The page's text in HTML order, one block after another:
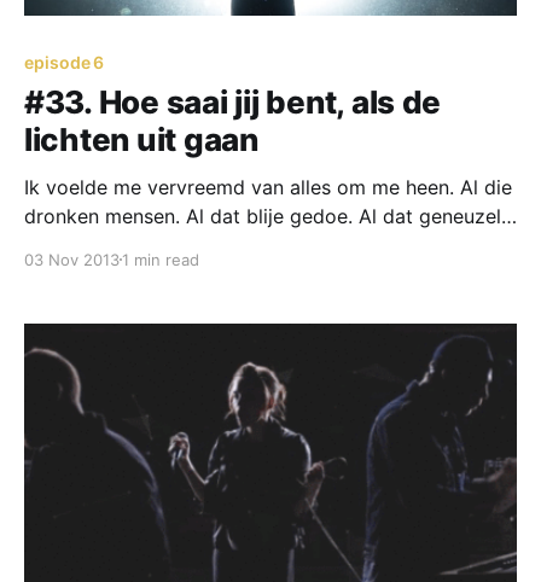
episode 6
#33. Hoe saai jij bent, als de
lichten uit gaan
Ik voelde me vervreemd van alles om me heen. Al die
dronken mensen. Al dat blije gedoe. Al dat geneuzel
03 Nov 20131 min read